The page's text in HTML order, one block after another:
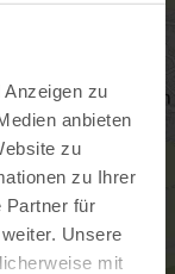
zu
anbieten
zu
zu Ihrer
Partner für
Unsere
mit